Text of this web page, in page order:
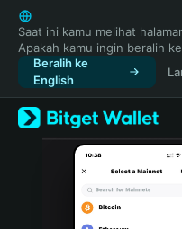
English
日本語
Tiếng Việt
Русский
Español (Latinoamérica)
Türkçe
Italiano
Saat ini kamu melihat
Apakah kamu ingin beralih ke
Beralih ke
English